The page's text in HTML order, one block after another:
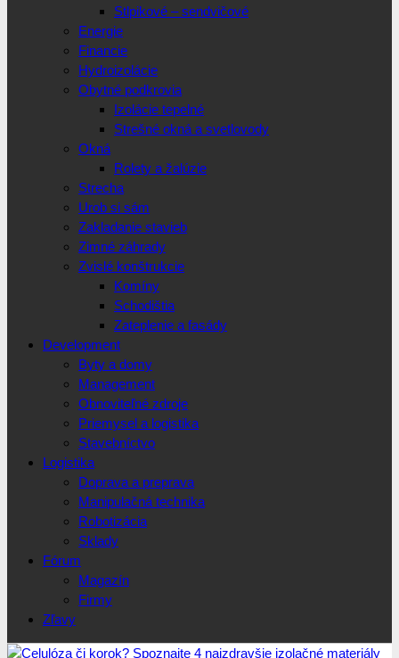
Stlpikové – sendvičové
Energie
Financie
Hydroizolácie
Obytné podkrovia
Izolácie tepelné
Strešné okná a svetlovody
Okná
Rolety a žalúzie
Strecha
Urob si sám
Zakladanie stavieb
Zimné záhrady
Zvislé konštrukcie
Komíny
Schodištia
Zateplenie a fasády
Development
Byty a domy
Management
Obnoviteľné zdroje
Priemysel a logistika
Stavebníctvo
Logistika
Doprava a preprava
Manipulačná technika
Robotizácia
Sklady
Fórum
Magazín
Firmy
Zľavy